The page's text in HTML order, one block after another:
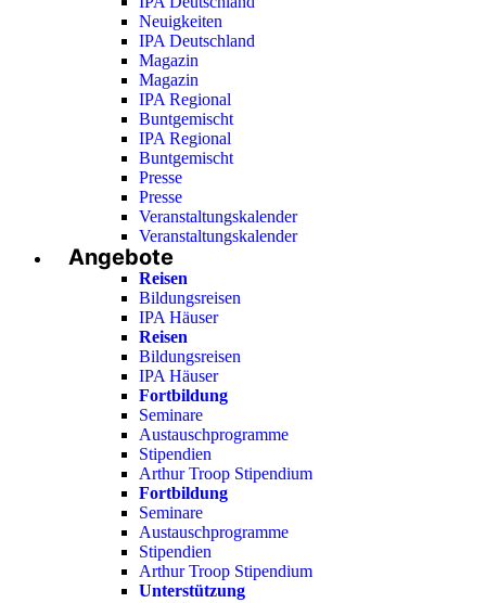
Neuigkeiten
IPA Deutschland
Magazin
Magazin
IPA Regional
Buntgemischt
IPA Regional
Buntgemischt
Presse
Presse
Veranstaltungskalender
Veranstaltungskalender
Angebote
Reisen
Bildungsreisen
IPA Häuser
Reisen
Bildungsreisen
IPA Häuser
Fortbildung
Seminare
Austauschprogramme
Stipendien
Arthur Troop Stipendium
Fortbildung
Seminare
Austauschprogramme
Stipendien
Arthur Troop Stipendium
Unterstützung